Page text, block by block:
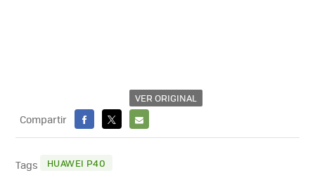
VER ORIGINAL
Compartir
FACEBOOK
X
E-
Tags HUAWEI P40